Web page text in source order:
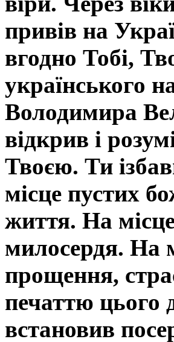
привів на
вгодно Тобі,
українського
Володимира
відкрив і
Твоєю. Ти
місце пустих
життя. На
милосердя. На
прощення,
печаттю цього
встановив